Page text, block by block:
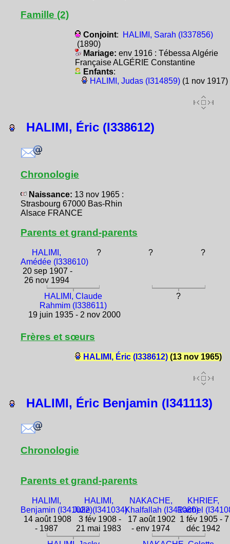
Famille (2)
Conjoint:
HALIMI, Sarah (I337856)
(1890)
Mariage: env 1916 : Tébessa Algérie
Française ALGÉRIE Constantine
Enfants:
HALIMI, Judas (I314859)(1 nov 1917)
HALIMI, Éric (I338612)
Chronologie
Naissance: 13 nov 1965 :
Strasbourg 67000 Bas-Rhin
Alsace FRANCE
Parents et grand-parents
HALIMI,
Amédée (I338610)
20 sep 1907 -
26 nov 1994
? ? ?
HALIMI, Claude
Rahmim (I338611)
19 juin 1935 - 2 nov 2000
?
Frères et sœurs
HALIMI, Éric (I338612)(13 nov 1965)
HALIMI, Éric Benjamin (I341113)
Chronologie
Parents et grand-parents
HALIMI,
Benjamin (I341022)
14 août 1908
- 1987
HALIMI,
Julie (I341034)
3 fév 1908 -
21 mai 1983
NAKACHE,
Khalfallah (I341080)
17 août 1902
- env 1974
KHRIEF,
Rachel
1 fév 1905 - 7
déc 1942